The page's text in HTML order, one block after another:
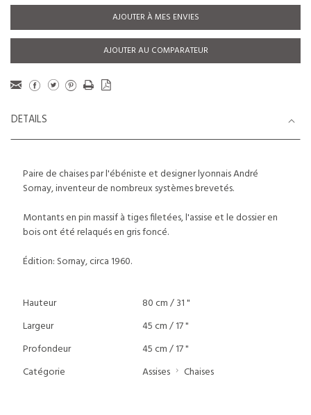
AJOUTER À MES ENVIES
AJOUTER AU COMPARATEUR
DETAILS
Paire de chaises par l'ébéniste et designer lyonnais André
Sornay, inventeur de nombreux systèmes brevetés.
Montants en pin massif à tiges filetées, l'assise et le dossier en
bois ont été relaqués en gris foncé.
Édition: Sornay, circa 1960.
Hauteur
80 cm / 31 "
Largeur
45 cm / 17 "
Profondeur
45 cm / 17 "
Catégorie
Assises Chaises